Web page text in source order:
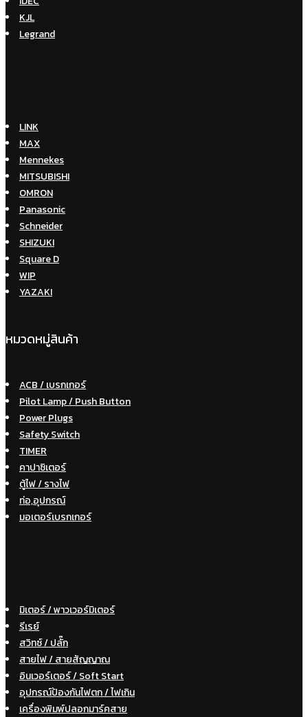
KJL
Legrand
LINK
MAX
Mennekes
MITSUBISHI
OMRON
Panasonic
Schneider
SHIZUKI
Square D
WIP
YAZAKI
หมวดหมู่สินค้า
ACB / เบรกเกอร์
Pilot Lamp / Push Button
Power Plugs
Safety Switch
TIMER
คาปาซิเตอร์
ตู้ไฟ / รางไฟ
ท่อ,อุปกรณ์
มอเตอร์เบรกเกอร์
มิเตอร์ / พาวเวอร์มิเตอร์
รีเรย์
สวิทซ์ / ปลั๊ก
สายไฟ / สายสัญญาณ
อินเวอร์เตอร์ / Soft Start
อุปกรณ์ป้องกันไฟตก / ไฟเกิน
เครื่องพิมพ์ปลอกมาร์คสาย